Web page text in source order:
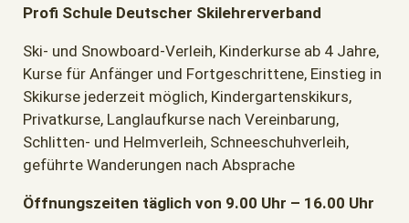
Profi Schule Deutscher Skilehrerverband
Ski- und Snowboard-Verleih, Kinderkurse ab 4 Jahre,
Kurse für Anfänger und Fortgeschrittene, Einstieg in
Skikurse jederzeit möglich, Kindergartenskikurs,
Privatkurse, Langlaufkurse nach Vereinbarung,
Schlitten- und Helmverleih, Schneeschuhverleih,
geführte Wanderungen nach Absprache
Öffnungszeiten täglich von 9.00 Uhr – 16.00 Uhr